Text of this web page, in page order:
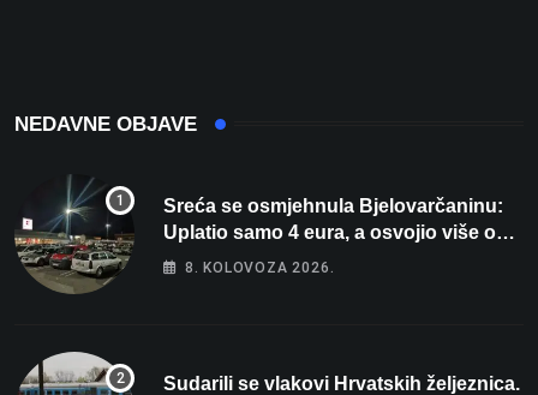
NEDAVNE OBJAVE
Sreća se osmjehnula Bjelovarčaninu:
Uplatio samo 4 eura, a osvojio više od
80 tisuća eura
8. KOLOVOZA 2026.
Sudarili se vlakovi Hrvatskih željeznica.